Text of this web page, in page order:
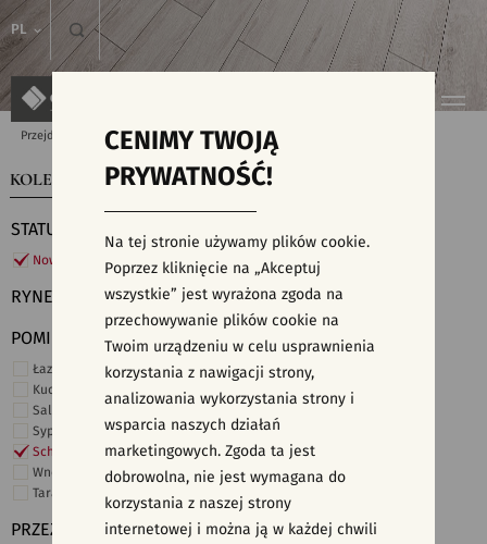
PL
Przejdź do strony głównej Kolekcje
KOLEKCJE WYSZUKIWARKA PŁYTEK
STATUS
Nowości
RYNEK
POMIESZCZENIE
Łazienka
Kuchnia
Salon i hol
Sypialnia
Schody
Wnętrza komercyjne
Taras i ogród
PRZEZNACZENIE
CENIMY TWOJĄ
PRYWATNOŚĆ!
Na tej stronie używamy plików cookie.
Poprzez kliknięcie na „Akceptuj
wszystkie” jest wyrażona zgoda na
przechowywanie plików cookie na
Twoim urządzeniu w celu usprawnienia
korzystania z nawigacji strony,
analizowania wykorzystania strony i
wsparcia naszych działań
marketingowych. Zgoda ta jest
dobrowolna, nie jest wymagana do
korzystania z naszej strony
internetowej i można ją w każdej chwili